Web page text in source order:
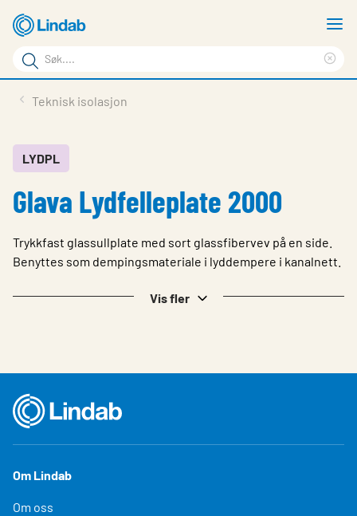
hovedinnhold
Søkeord
Søk
på
Last ned
Om Lindab
Kontakt oss
Teknisk isolasjon
LYDPL
Glava Lydfelleplate 2000
Trykkfast glassullplate med sort glassfibervev på en side.
Benyttes som dempingsmateriale i lyddempere i kanalnett.
Vis fler
Om Lindab
Om oss